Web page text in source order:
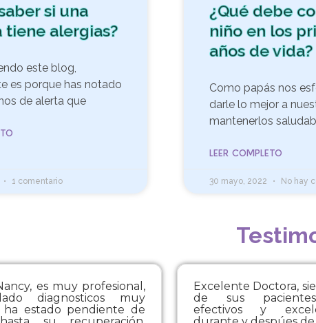
si una
tiene alergias?
este blog,
es porque has notado
de alerta que
1 comentario
¿Qué debe
niño en los
años de vida?
Como papás nos
darle lo mejor a
mantenerlos
LEER COMPLETO
30 mayo, 2022 No hay
es muy profesional,
diagnosticos muy
ha estado pendiente de
Excelente Doctora,
de sus
efectivos y